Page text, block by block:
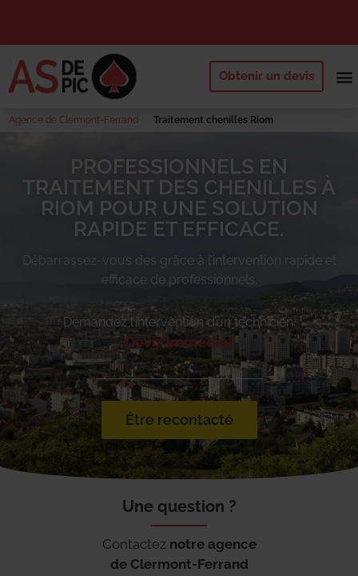
Obtenir un devis
Agence de Clermont-Ferrand Traitement chenilles Riom
PROFESSIONNELS EN
TRAITEMENT DES CHENILLES À
RIOM POUR UNE SOLUTION
RAPIDE ET EFFICACE.
Débarrassez-vous des grâce à l’intervention rapide et
efficace de professionnels.
Demandez l’intervention d’un technicien.
Devis immédiat
Être recontacté
Une question ?
Contactez notre agence
de Clermont-Ferrand